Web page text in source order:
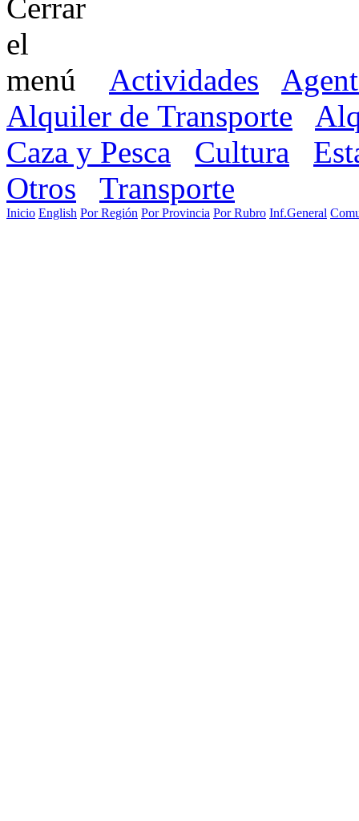
Actividades
Alquiler de Transporte
Caza y Pesca
Cultura
Otros
Transporte
Inicio English Por Región Por Provincia Por Rubro Inf.General